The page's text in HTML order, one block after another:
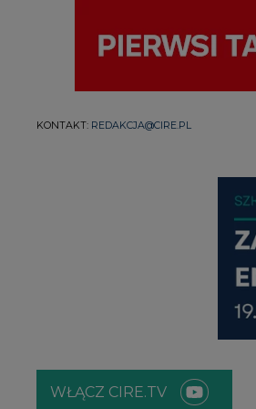
KONTAKT: REDAKCJA@CIRE.PL
WŁĄCZ CIRE.TV